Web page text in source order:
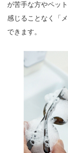
が苦手な方やペッ
感じることなく「
できます。